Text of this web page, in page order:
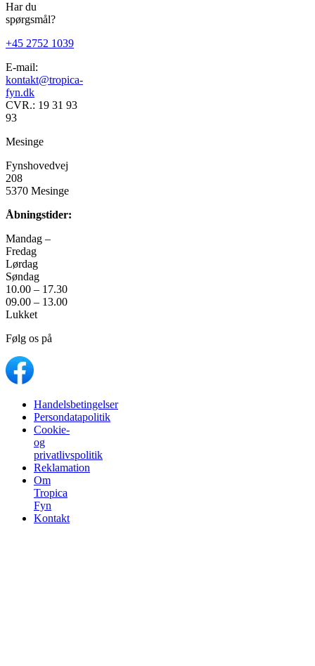
Har du
spørgsmål?
+45 2752 1039
E-mail:
kontakt@tropica-
fyn.dk
CVR.: 19 31 93
93
Mesinge
Fynshovedvej
208
5370 Mesinge
Åbningstider:
Mandag –
Fredag
Lørdag
Søndag
10.00 – 17.30
09.00 – 13.00
Lukket
Følg os på
Handelsbetingelser
Persondatapolitik
Cookie-
og
privatlivspolitik
Reklamation
Om
Tropica
Fyn
Kontakt